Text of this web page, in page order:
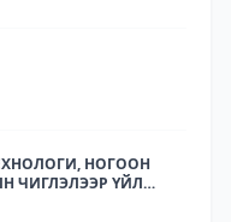
НОГООН
ЧИГЛЭЛЭЭР ҮЙЛ
ХХК-ЫН